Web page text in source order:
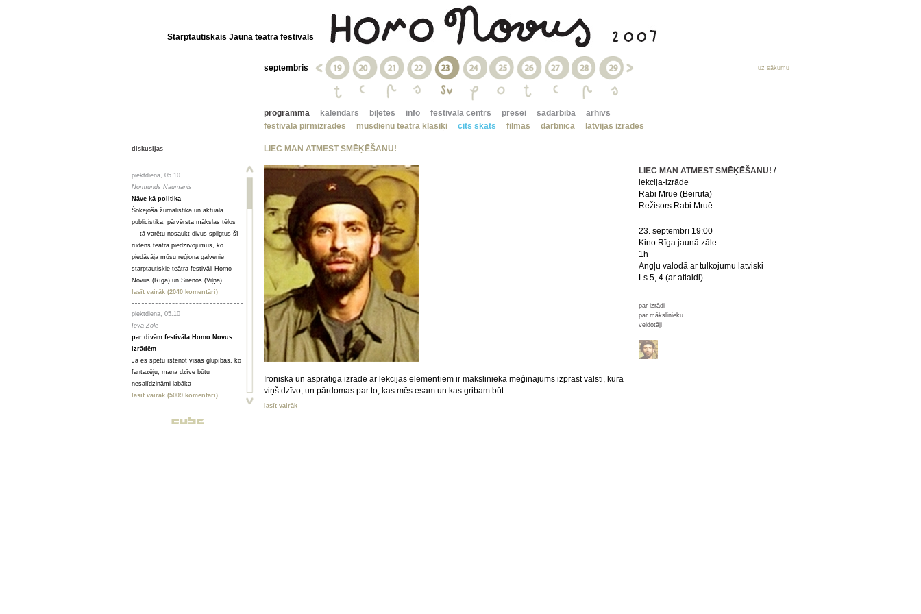
Starptautiskais Jaunā teātra festivāls
septembris uz sākumu
programma
festivāla pirmizrādes
mūsdienu teātra klasiķi cits skats filmas darbnīca latvijas izrādes
kalendārs biļetes info festivāla centrs presei sadarbība arhīvs
diskusijas
piektdiena, 05.10
Normunds Naumanis
Nāve kā politika
Šokējoša žurnālistika un aktuāla
publicistika, pārvērsta mākslas tēlos
— tā varētu nosaukt divus spilgtus šī
rudens teātra piedzīvojumus, ko
piedāvāja mūsu reģiona galvenie
starptautiskie teātra festivāli Homo
Novus (Rīgā) un Sirenos (Viļņā).
lasīt vairāk (2040 komentāri)
piektdiena, 05.10
Ieva Zole
par divām festivāla Homo Novus
izrādēm
Ja es spētu īstenot visas glupības, ko
fantazēju, mana dzīve būtu
nesalīdzināmi labāka
lasīt vairāk (5009 komentāri)
piektdiena, 05.10
LIEC MAN ATMEST SMĒĶĒŠANU! /
lekcija-izrāde
Rabi Mruē (Beirūta)
Režisors Rabi Mruē
23. septembrī 19:00
Kino Rīga jaunā zāle
1h
Angļu valodā ar tulkojumu latviski
Ls 5, 4 (ar atlaidi)
par izrādi
par mākslinieku
veidotāji
LIEC MAN ATMEST SMĒĶĒŠANU!
Ironiskā un asprātīgā izrāde ar lekcijas elementiem ir mākslinieka mēģinājums izprast valsti, kurā
viņš dzīvo, un pārdomas par to, kas mēs esam un kas gribam būt.
lasīt vairāk